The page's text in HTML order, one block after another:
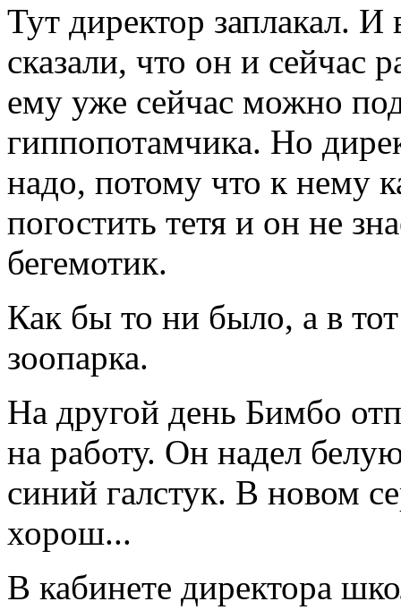
Тут директор заплакал.
сказали, что он и сейчас
ему уже сейчас можно
гиппопотамчика. Но
надо, потому что к нему
погостить тетя и он не
бегемотик.
Как бы то ни было, а в
зоопарка.
На другой день Бимбо
на работу. Он надел
синий галстук. В новом
хорош...
В кабинете директора